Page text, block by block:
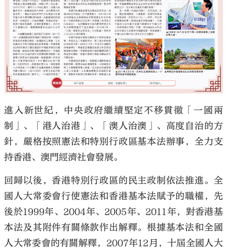
進入新世紀，中央政府繼續堅定不移貫徹「一國兩
制」、「港人治港」、「澳人治澳」、高度自治的方
針，嚴格按照憲法和特別行政區基本法辦事，全力支
持香港、澳門經濟社會發展。
回歸以後，香港特別行政區的民主政制依法推進。全
國人大常委會行使憲法和香港基本法賦予的職權，先
後於1999年、2004年、2005年、2011年，對香港基
本法及其附件有關條款作出解釋。根據基本法和全國
人大常委會的有關解釋，2007年12月，十屆全國人大